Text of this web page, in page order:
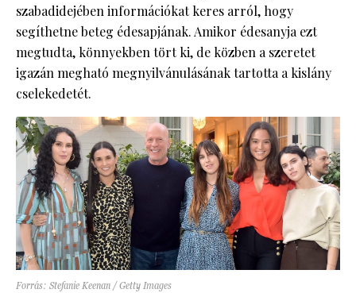
szabadidejében információkat keres arról, hogy
segíthetne beteg édesapjának. Amikor édesanyja ezt
megtudta, könnyekben tört ki, de közben a szeretet
igazán megható megnyilvánulásának tartotta a kislány
cselekedetét.
Forrás: Stefanie Keenan / Getty Images